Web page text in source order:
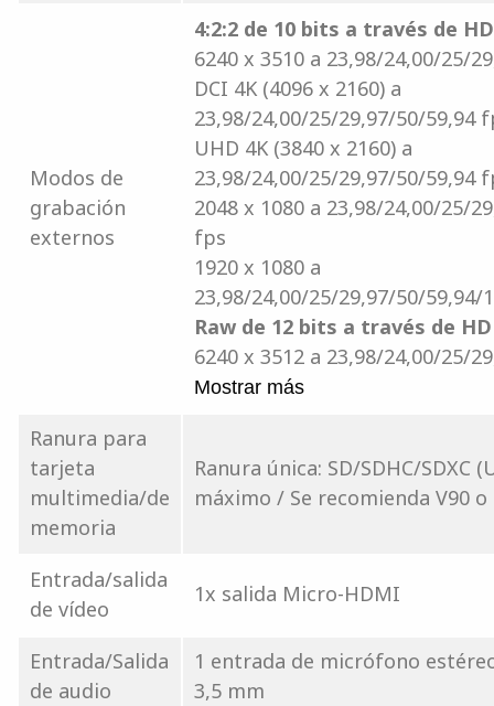
Modos de
grabación
externos
4:2:2 de 10 bits a través de
6240 x 3510 a 23,98/24,00/25/
DCI 4K (4096 x 2160) a
23,98/24,00/25/29,97/50/59,94
UHD 4K (3840 x 2160) a
23,98/24,00/25/29,97/50/59,94
2048 x 1080 a 23,98/24,00/25/
fps
1920 x 1080 a
23,98/24,00/25/29,97/50/59,94/
Raw de 12 bits a través de
6240 x 3512 a 23,98/24,00/25/
Mostrar más
Ranura para
tarjeta
multimedia/de
memoria
Ranura única: SD/SDHC/SDXC
máximo / Se recomienda V90
Entrada/salida
de vídeo
1x salida Micro-HDMI
Entrada/Salida
de audio
1 entrada de micrófono
3,5 mm